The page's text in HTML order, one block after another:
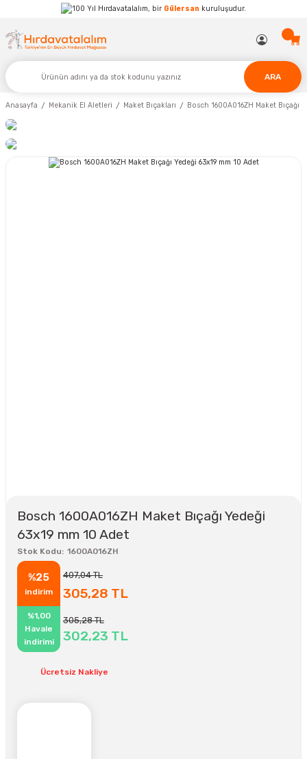
Hırdavatalalım, bir Gülersan kuruluşudur.
ARA
Anasayfa Mekanik El Aletleri Maket Bıçakları Bosch 1600A016ZH Maket Bıçağı
Bosch 1600A016ZH Maket Bıçağı Yedeği
63x19 mm 10 Adet
Stok Kodu 1600A016ZH
%25
indirim
407,04 TL
305,28 TL
%1,00
Havale
indirimi
305,28 TL
302,23 TL
Ücretsiz Nakliye